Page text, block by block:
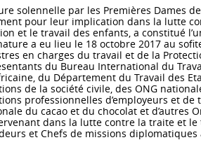
solennelle par les Premières Dames
pour leur implication dans la lutte
et le travail des enfants, a constitué
a eu lieu le 18 octobre 2017 au
en charges du travail et de la
du Bureau International du
du Département du Travail des
de la société civile, des ONG
professionnelles d’employeurs et de
du cacao et du chocolat et d’autres
dans la lutte contre la traite et
et Chefs de missions diplomatiques